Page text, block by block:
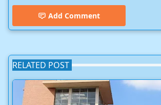
Add Comment
RELATED POST